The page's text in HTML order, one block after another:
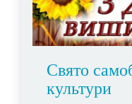
Свято
культури